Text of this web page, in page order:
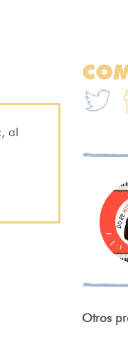
al
Otros